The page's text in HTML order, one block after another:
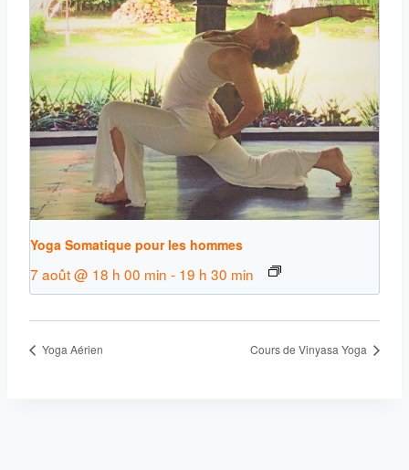
Yoga Somatique pour les hommes
7 août @ 18 h 00 min - 19 h 30 min
Yoga Aérien Cours de Vinyasa Yoga